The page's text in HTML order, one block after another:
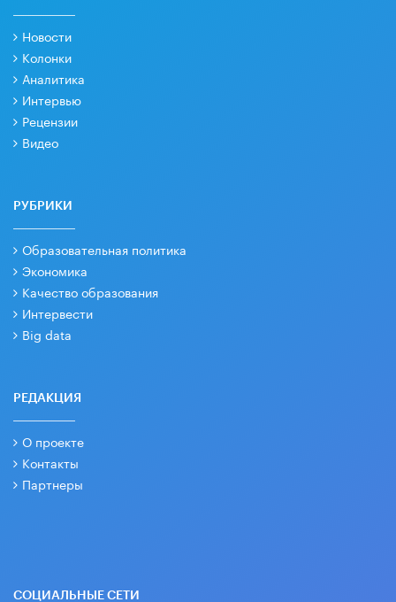
Новости
Колонки
Аналитика
Интервью
Рецензии
Видео
РУБРИКИ
Образовательная политика
Экономика
Качество образования
Интервести
Big data
РЕДАКЦИЯ
О проекте
Контакты
Партнеры
СОЦИАЛЬНЫЕ СЕТИ